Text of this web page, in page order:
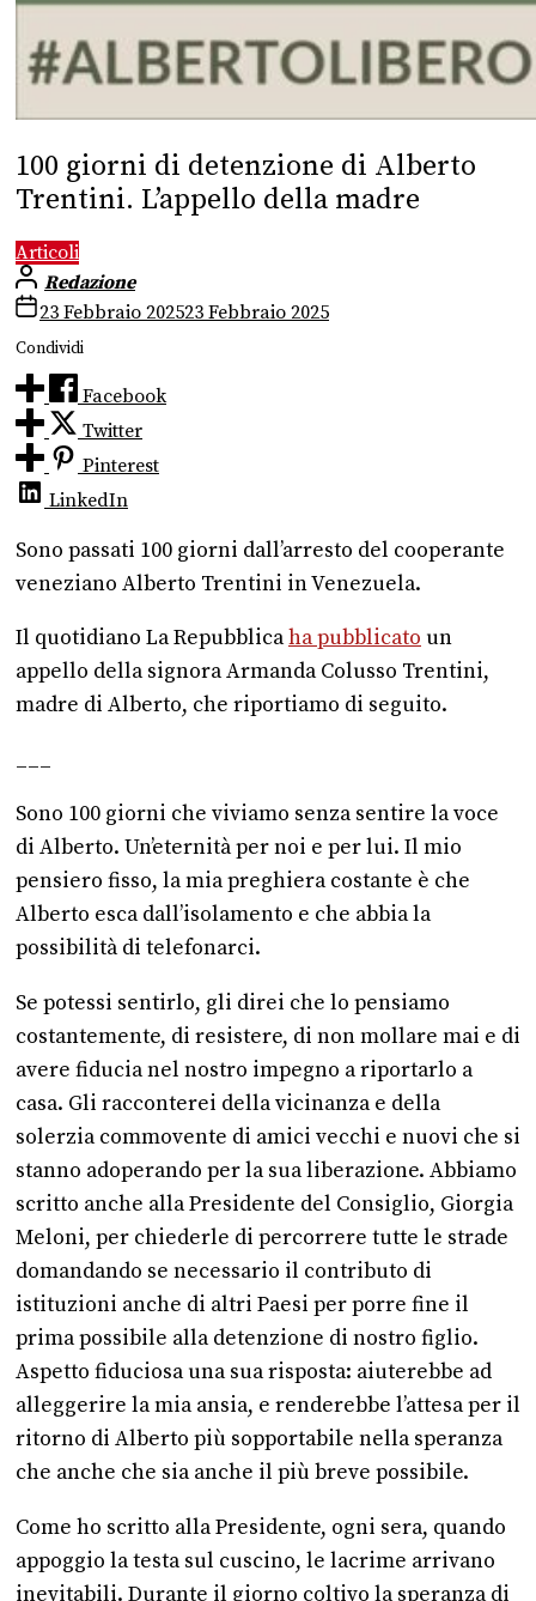
100 giorni di detenzione di Alberto
Trentini. L’appello della madre
Articoli
Redazione
23 Febbraio 202523 Febbraio 2025
Condividi
Facebook
Twitter
Pinterest
LinkedIn
Sono passati 100 giorni dall’arresto del cooperante
veneziano Alberto Trentini in Venezuela.
Il quotidiano La Repubblicaha pubblicato un
appello della signora Armanda Colusso Trentini,
madre di Alberto, che riportiamo di seguito.
___
Sono 100 giorni che viviamo senza sentire la voce
di Alberto. Un’eternità per noi e per lui. Il mio
pensiero fisso, la mia preghiera costante è che
Alberto esca dall’isolamento e che abbia la
possibilità di telefonarci.
Se potessi sentirlo, gli direi che lo pensiamo
costantemente, di resistere, di non mollare mai e di
avere fiducia nel nostro impegno a riportarlo a
casa. Gli racconterei della vicinanza e della
solerzia commovente di amici vecchi e nuovi che si
stanno adoperando per la sua liberazione. Abbiamo
scritto anche alla Presidente del Consiglio, Giorgia
Meloni, per chiederle di percorrere tutte le strade
domandando se necessario il contributo di
istituzioni anche di altri Paesi per porre fine il
prima possibile alla detenzione di nostro figlio.
Aspetto fiduciosa una sua risposta: aiuterebbe ad
alleggerire la mia ansia, e renderebbe l’attesa per il
ritorno di Alberto più sopportabile nella speranza
che anche che sia anche il più breve possibile.
Come ho scritto alla Presidente, ogni sera, quando
appoggio la testa sul cuscino, le lacrime arrivano
inevitabili. Durante il giorno coltivo la speranza di